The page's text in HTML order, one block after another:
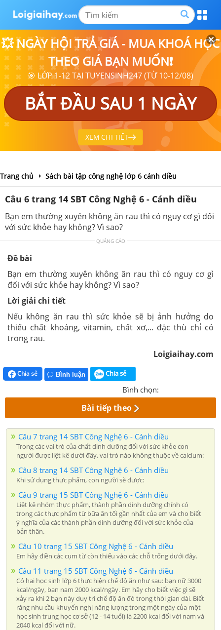
💥 NGÀY HỘI TRẢ GIÁ - MUA KHOÁ HỌC
THEO GIÁ BẠN MUỐN❗
🎯 LỚP 1-12 TẠI TUYENSINH247 (TỪ 10-12/08)
BẮT ĐẦU SAU 1 NGÀY
XEM CHI TIẾT
Trang chủ Sách bài tập công nghệ lớp 6 cánh diều
Câu 6 trang 14 SBT Công Nghệ 6 - Cánh diều
Bạn em thường xuyên không ăn rau thì có nguy cơ gì đối
với sức khỏe hay không? Vì sao?
QUẢNG CÁO
Đề bài
Bạn em thường xuyên không ăn rau thì có nguy cơ gì
đối với sức khỏe hay không? Vì sao?
Lời giải chi tiết
Nếu không ăn rau thì sức khỏe sẽ bị ảnh hưởng do
thiếu chất khoáng, vitamin, chất xơ,... đặc thù chỉ có
trong rau.
Loigiaihay.com
Chia sẻ Bình luận Chia sẻ
Bình chọn:
Bài tiếp theo
Câu 7 trang 14 SBT Công Nghệ 6 - Cánh diều
Trong các vai trò của chất dinh dưỡng đối với sức khỏe con
người được liệt kê dưới đây, vai trò nào không thuộc về calcium:
Câu 8 trang 14 SBT Công Nghệ 6 - Cánh diều
Khi sử dụng thực phẩm, con người sẽ được:
Câu 9 trang 15 SBT Công Nghệ 6 - Cánh diều
Liệt kê nhóm thực phẩm, thành phần dinh dưỡng chính có
trong các thực phẩm từ bữa ăn tối gần nhất của em và cho biết
ý nghĩa của các thành phần dinh dưỡng đối với sức khỏe của
bản thân.
Câu 10 trang 15 SBT Công Nghệ 6 - Cánh diều
Em hãy điền các cụm từ còn thiếu vào các chỗ trống dưới đây.
Câu 11 trang 15 SBT Công Nghệ 6 - Cánh diều
Có hai học sinh lớp 6 thực hiện chế độ ăn như sau: bạn nữ 3000
kcal/ngày, bạn nam 2000 kcal/ngày. Em hãy cho biết việc gì sẽ
xảy ra khi 2 bạn này duy trì chế độ ăn đó trong thời gian dài. Biết
răng nhu cầu khuyến nghị năng lượng trong một ngày của một
học sinh trung học cơ sở (12 - 14 tuổi) là 2200 kcal đối với nam và
2040 kcal đối với nữ.